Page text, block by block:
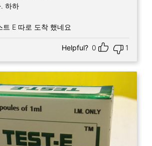
하하
트 E 따로 도착 했네요
Helpful? 0 1